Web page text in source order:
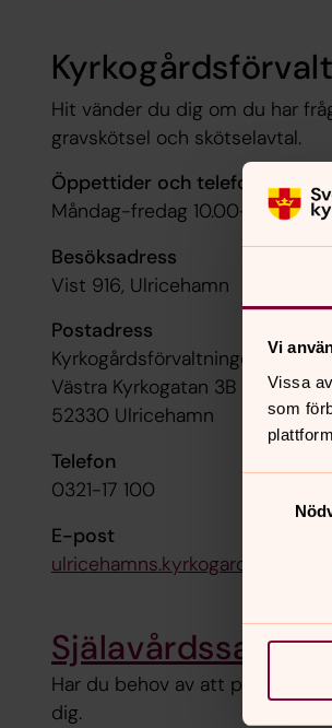
Vi
Vissa
som
Hit vänder du dig om du har
gravskötsel och skötselavtal.
Öppettider och telefontid
Måndag-fredag 10.00-13.00
Besöksadress
Vist 916, Ulricehamn
Postadress
Kyrkogårdsförvaltningen,
Västra Kyrkogatan 3B
52330 Ulricehamn
Telefon
0321-17 100
E-post
Själavårdssamtal
Har du behov av att prata med
dig.